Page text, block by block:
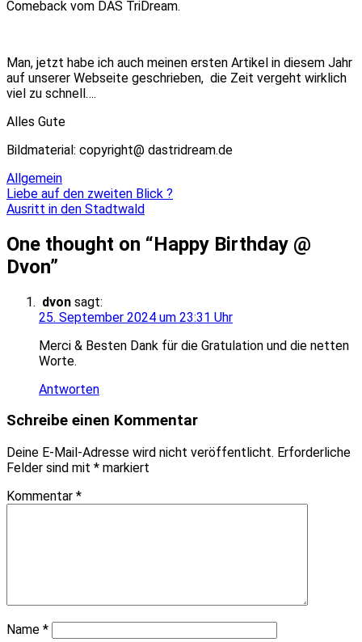
Comeback vom DAS TriDream.
Man, jetzt habe ich auch meinen ersten Artikel in diesem Jahr
auf unserer Webseite geschrieben, die Zeit vergeht wirklich
viel zu schnell….
Alles Gute
Bildmaterial: copyright@ dastridream.de
Allgemein
Beitragsnavigation
Liebe auf den zweiten Blick ?
Ausritt in den Stadtwald
One thought on “Happy Birthday @
Dvon”
dvon sagt:
25. September 2024 um 23:31 Uhr
Merci & Besten Dank für die Gratulation und die netten
Worte.
Antworten
Schreibe einen Kommentar
Deine E-Mail-Adresse wird nicht veröffentlicht. Erforderliche
Felder sind mit * markiert
Kommentar *
Name *